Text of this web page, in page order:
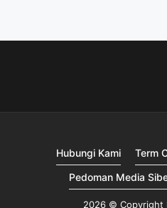
Hubungi Kami Term
Pedoman Media
2026 © Copyright